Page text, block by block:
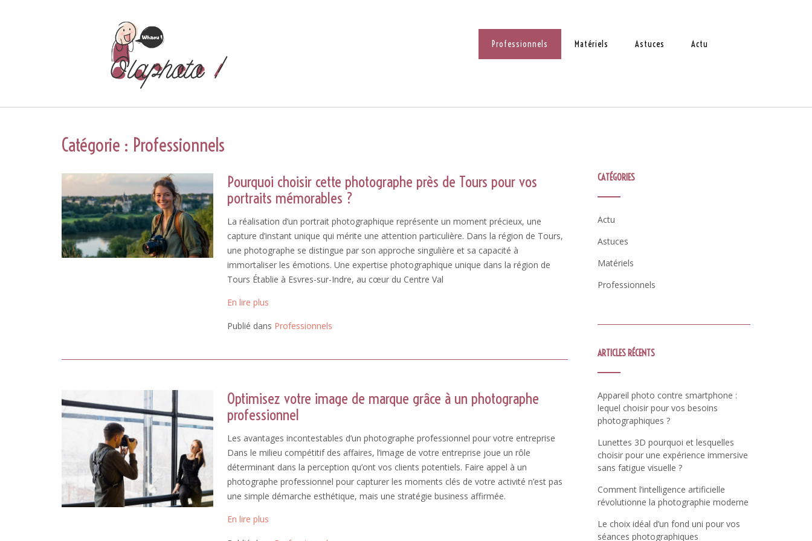
Professionnels Matériels Astuces Actu
Catégorie : Professionnels
Pourquoi choisir cette photographe près de Tours pour vos
portraits mémorables ?
La réalisation d’un portrait photographique représente un moment précieux, une
capture d’instant unique qui mérite une attention particulière. Dans la région de Tours,
une photographe se distingue par son approche singulière et sa capacité à
immortaliser les émotions. Une expertise photographique unique dans la région de
Tours Établie à Esvres-sur-Indre, au cœur du Centre Val
En lire plus
Publié dans Professionnels
Optimisez votre image de marque grâce à un photographe
professionnel
Les avantages incontestables d’un photographe professionnel pour votre entreprise
Dans le milieu compétitif des affaires, l’image de votre entreprise joue un rôle
déterminant dans la perception qu’ont vos clients potentiels. Faire appel à un
photographe professionnel pour capturer les moments clés de votre activité n’est pas
une simple démarche esthétique, mais une stratégie business affirmée.
En lire plus
CATÉGORIES
Actu
Astuces
Matériels
Professionnels
ARTICLES RÉCENTS
Appareil photo contre smartphone :
lequel choisir pour vos besoins
photographiques ?
Lunettes 3D pourquoi et lesquelles
choisir pour une expérience immersive
sans fatigue visuelle ?
Comment l’intelligence artificielle
révolutionne la photographie moderne
Le choix idéal d’un fond uni pour vos
séances photographiques